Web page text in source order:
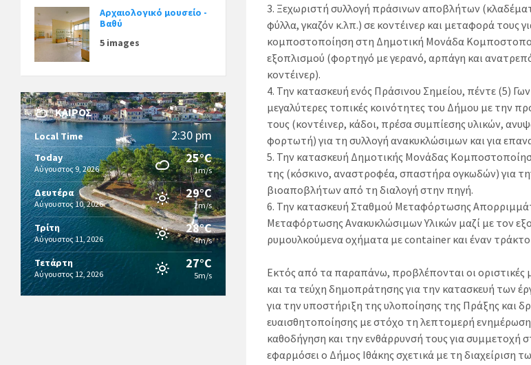
3. Ξεχωριστή συλλογή πράσινων αποβλήτων
φύλλα, γκαζόν κ.λπ.) σε κοντέινερ και μεταφορά τους
κομποστοποίηση στη Δημοτική Μονάδα
εξοπλισμού (φορτηγό με γερανό, αρπάγη και
κοντέινερ).
4. Την κατασκευή ενός Πράσινου Σημείου, πέντε (5)
μεγαλύτερες τοπικές κοινότητες του Δήμου με την
τους (κοντέινερ, κάδοι, πρέσα συμπίεσης υλικών,
φορτωτή) για τη συλλογή ανακυκλώσιμων και για
5. Την κατασκευή Δημοτικής Μονάδας
της (κόσκινο, αναστροφέα, σπαστήρα ογκωδών) για
βιοαποβλήτων από τη διαλογή στην πηγή.
6. Την κατασκευή Σταθμού Μεταφόρτωσης
Μεταφόρτωσης Ανακυκλώσιμων Υλικών μαζί με τον
ρυμουλκούμενα οχήματα με container και έναν
Εκτός από τα παραπάνω, προβλέπονται οι οριστικές
και τα τεύχη δημοπράτησης για την κατασκευή των
για την υποστήριξη της υλοποίησης της Πράξης και
ευαισθητοποίησης με στόχο τη λεπτομερή
καθοδήγηση και την ενθάρρυνσή τους για συμμετοχή
εφαρμόσει ο Δήμος Ιθάκης σχετικά με τη διαχείριση
Αρχαιολογικό μουσείο -
Βαθύ
5 images
ΚΑΙΡΌΣ
Local Time 2:30 pm
Today
Αύγουστος 9, 2026
25°C
1m/s
Δευτέρα
Αύγουστος 10, 2026
29°C
2m/s
Τρίτη
Αύγουστος 11, 2026
28°C
4m/s
Τετάρτη
Αύγουστος 12, 2026
27°C
5m/s